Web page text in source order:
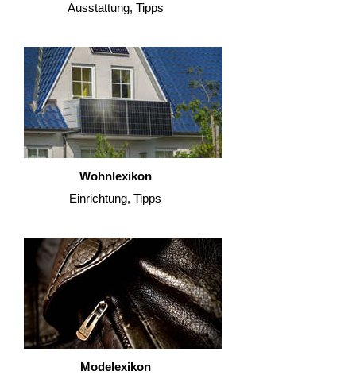
Ausstattung, Tipps
Wohnlexikon
Einrichtung, Tipps
Modelexikon